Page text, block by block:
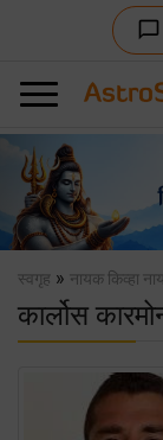
chat_bubble_outline
Previous
स्वगृह » नायक किव्हा
कार्लोस